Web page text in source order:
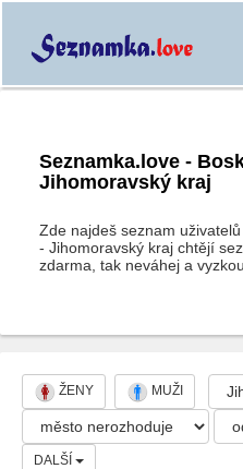
Seznamka.love -
Jihomoravský kraj
Zde najdeš seznam
- Jihomoravský kraj chtějí
zdarma, tak neváhej a
ŽENY MUŽI
DALŠÍ